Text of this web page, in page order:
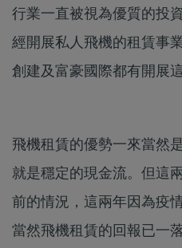
行業一直被視為優質的投
經開展私人飛機的租賃事
創建及富豪國際都有開展這
飛機租賃的優勢一來當然
就是穩定的現金流。但這
前的情況，這兩年因為疫
當然飛機租賃的回報已一